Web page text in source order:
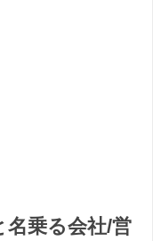
名乗る会社/営